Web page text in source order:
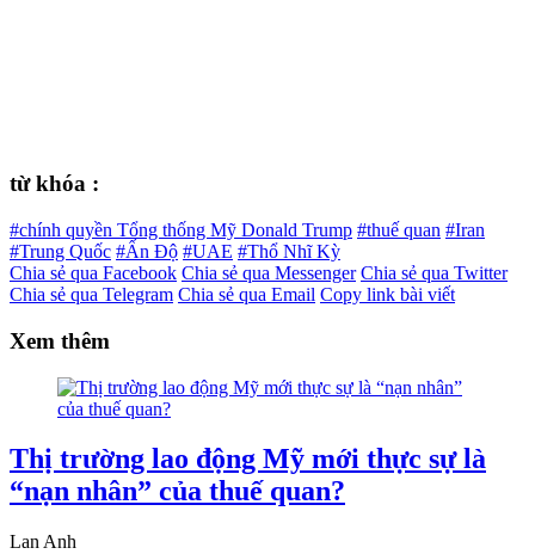
từ khóa :
#chính quyền Tổng thống Mỹ Donald Trump #thuế quan #Iran
#Trung Quốc #Ấn Độ #UAE #Thổ Nhĩ Kỳ
Chia sẻ qua Facebook Chia sẻ qua Messenger Chia sẻ qua Twitter
Chia sẻ qua Telegram Chia sẻ qua Email Copy link bài viết
Xem thêm
Thị trường lao động Mỹ mới thực sự là
“nạn nhân” của thuế quan?
Lan Anh